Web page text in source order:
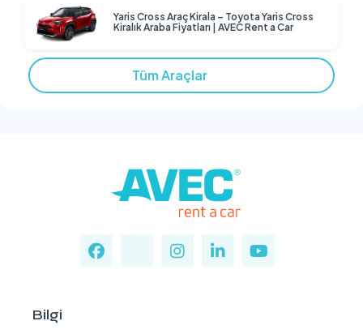
Yaris Cross Araç Kirala – Toyota Yaris Cross
Kiralık Araba Fiyatları | AVEC Rent a Car
Tüm Araçlar
Bilgi